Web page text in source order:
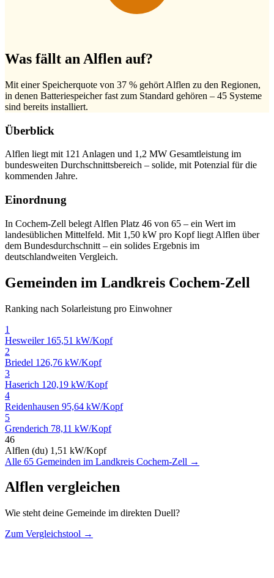
Was fällt an Alflen auf?
Mit einer Speicherquote von 37 % gehört Alflen zu den Regionen,
in denen Batteriespeicher fast zum Standard gehören – 45 Systeme
sind bereits installiert.
Überblick
Alflen liegt mit 121 Anlagen und 1,2 MW Gesamtleistung im
bundesweiten Durchschnittsbereich – solide, mit Potenzial für die
kommenden Jahre.
Einordnung
In Cochem-Zell belegt Alflen Platz 46 von 65 – ein Wert im
landesüblichen Mittelfeld. Mit 1,50 kW pro Kopf liegt Alflen über
dem Bundesdurchschnitt – ein solides Ergebnis im
deutschlandweiten Vergleich.
Gemeinden im Landkreis Cochem-Zell
Ranking nach Solarleistung pro Einwohner
1
Hesweiler 165,51 kW/Kopf
2
Briedel 126,76 kW/Kopf
3
Haserich 120,19 kW/Kopf
4
Reidenhausen 95,64 kW/Kopf
5
Grenderich 78,11 kW/Kopf
46
Alflen (du) 1,51 kW/Kopf
Alle 65 Gemeinden im Landkreis Cochem-Zell →
Alflen vergleichen
Wie steht deine Gemeinde im direkten Duell?
Zum Vergleichstool →